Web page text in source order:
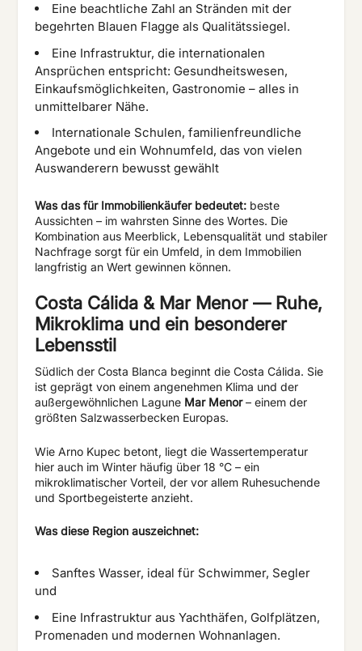
Eine beachtliche Zahl an Stränden mit der
begehrten Blauen Flagge als Qualitätssiegel.
Eine Infrastruktur, die internationalen
Ansprüchen entspricht: Gesundheitswesen,
Einkaufsmöglichkeiten, Gastronomie – alles in
unmittelbarer Nähe.
Internationale Schulen, familienfreundliche
Angebote und ein Wohnumfeld, das von vielen
Auswanderern bewusst gewählt
Was das für Immobilienkäufer bedeutet: beste
Aussichten – im wahrsten Sinne des Wortes. Die
Kombination aus Meerblick, Lebensqualität und stabiler
Nachfrage sorgt für ein Umfeld, in dem Immobilien
langfristig an Wert gewinnen können.
Costa Cálida & Mar Menor — Ruhe,
Mikroklima und ein besonderer
Lebensstil
Südlich der Costa Blanca beginnt die Costa Cálida. Sie
ist geprägt von einem angenehmen Klima und der
außergewöhnlichen Lagune Mar Menor– einem der
größten Salzwasserbecken Europas.
Wie Arno Kupec betont, liegt die Wassertemperatur
hier auch im Winter häufig über 18 °C –ein
mikroklimatischer Vorteil, der vor allem Ruhesuchende
und Sportbegeisterte anzieht.
Was diese Region auszeichnet:
Sanftes Wasser, ideal für Schwimmer, Segler
und
Eine Infrastruktur aus Yachthäfen, Golfplätzen,
Promenaden und modernen Wohnanlagen.